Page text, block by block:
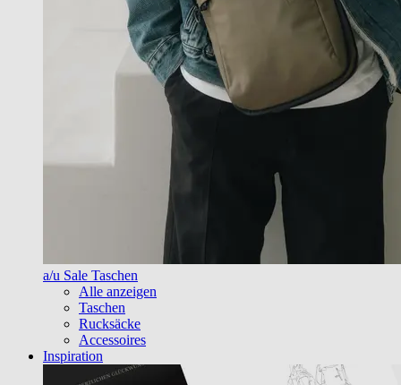
a/u Sale Taschen
Alle anzeigen
Taschen
Rucksäcke
Accessoires
Inspiration